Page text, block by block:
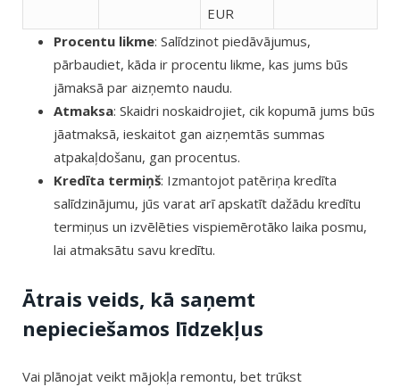
EUR
Procentu likme: Salīdzinot piedāvājumus,
pārbaudiet, kāda ir procentu likme, kas jums būs
jāmaksā par aizņemto naudu.
Atmaksa: Skaidri noskaidrojiet, cik kopumā jums būs
jāatmaksā, ieskaitot gan aizņemtās summas
atpakaļdošanu, gan procentus.
Kredīta termiņš: Izmantojot patēriņa kredīta
salīdzinājumu, jūs varat arī apskatīt dažādu kredītu
termiņus un izvēlēties vispiemērotāko laika posmu,
lai atmaksātu savu kredītu.
Ātrais veids, kā saņemt
nepieciešamos līdzekļus
Vai plānojat veikt mājokļa remontu, bet trūkst